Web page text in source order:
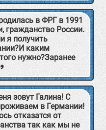
в ФРГ в 1991
гражданство России.
я получить
каким
нужно?Заранее
зовут Галина! С
в Германии!
отказатся от
так как мы не